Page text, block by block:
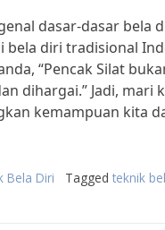
dasar-dasar bela
bela diri tradisional
“Pencak Silat
dihargai.” Jadi, mari
kemampuan kita
Bela Diri Tagged teknik